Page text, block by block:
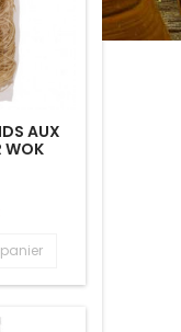
AUX
WOK